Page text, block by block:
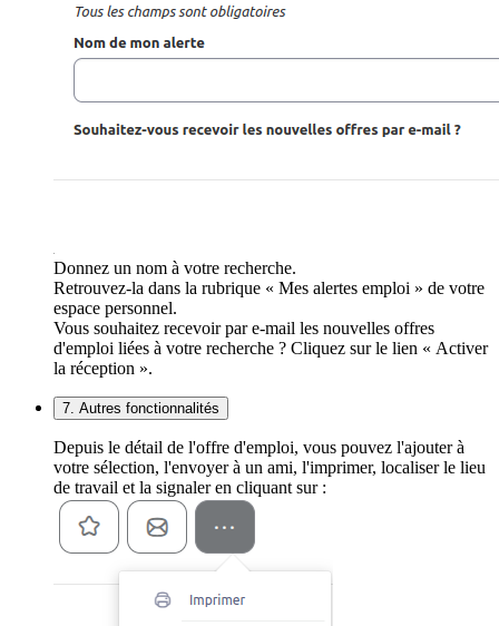
Donnez un nom à votre recherche.
Retrouvez-la dans la rubrique « Mes alertes emploi » de votre
espace personnel.
Vous souhaitez recevoir par e-mail les nouvelles offres
d'emploi liées à votre recherche ? Cliquez sur le lien « Activer
la réception ».
7. Autres fonctionnalités
Depuis le détail de l'offre d'emploi, vous pouvez l'ajouter à
votre sélection, l'envoyer à un ami, l'imprimer, localiser le lieu
de travail et la signaler en cliquant sur :